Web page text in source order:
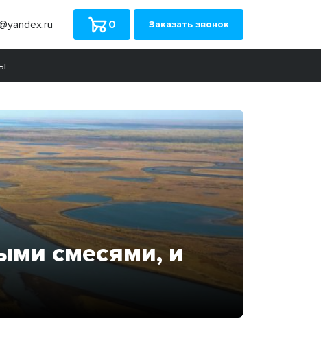
0 Заказать звонок
смесями, и